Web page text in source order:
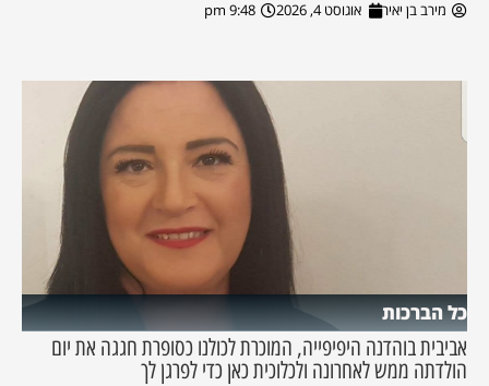
מירב בן יאיר אוגוסט 4, 2026 9:48 pm
כל הברכות
אביבית בוהדנה היפיפייה, המוכרת לכולנו כסופרת חגגה את יום
הולדתה ממש לאחרונה ולכלוכית כאן כדי לפרגן לך